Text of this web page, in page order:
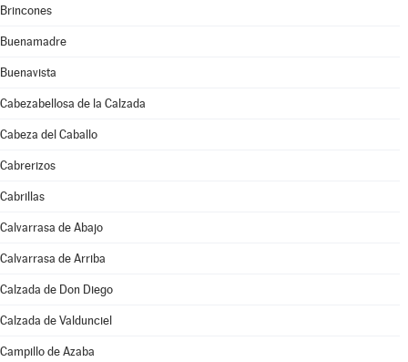
Brincones
Buenamadre
Buenavista
Cabezabellosa de la Calzada
Cabeza del Caballo
Cabrerizos
Cabrillas
Calvarrasa de Abajo
Calvarrasa de Arriba
Calzada de Don Diego
Calzada de Valdunciel
Campillo de Azaba